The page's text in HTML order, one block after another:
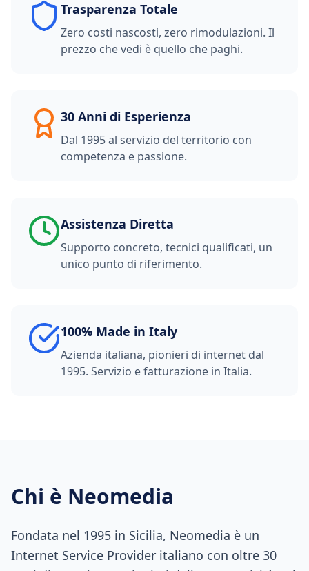
Trasparenza Totale
Zero costi nascosti, zero rimodulazioni. Il
prezzo che vedi è quello che paghi.
30 Anni di Esperienza
Dal 1995 al servizio del territorio con
competenza e passione.
Assistenza Diretta
Supporto concreto, tecnici qualificati, un
unico punto di riferimento.
100% Made in Italy
Azienda italiana, pionieri di internet dal
1995. Servizio e fatturazione in Italia.
Chi è Neomedia
Fondata nel 1995 in Sicilia, Neomedia è un
Internet Service Provider italiano con oltre 30